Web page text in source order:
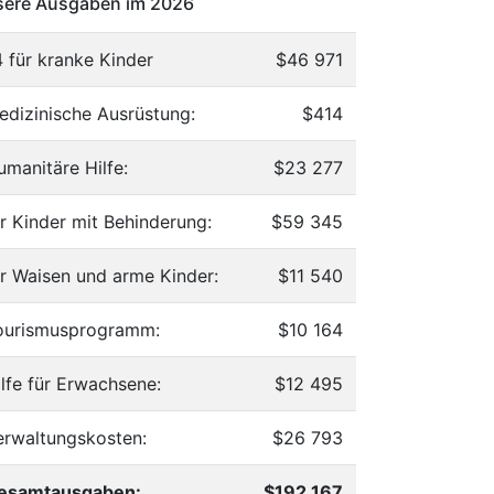
für kranke Kinder $46 971
Ausrüstung: $414
Hilfe: $23 277
Kinder mit Behinderung: $59 345
Waisen und arme Kinder: $11 540
$10 164
für Erwachsene: $12 495
$26 793